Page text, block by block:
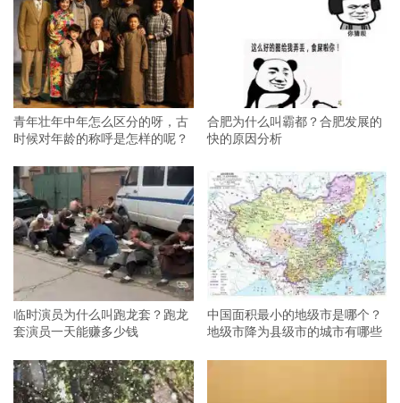
青年壮年中年怎么区分的呀，古
时候对年龄的称呼是怎样的呢？
合肥为什么叫霸都？合肥发展的
快的原因分析
临时演员为什么叫跑龙套？跑龙
套演员一天能赚多少钱
中国面积最小的地级市是哪个？
地级市降为县级市的城市有哪些